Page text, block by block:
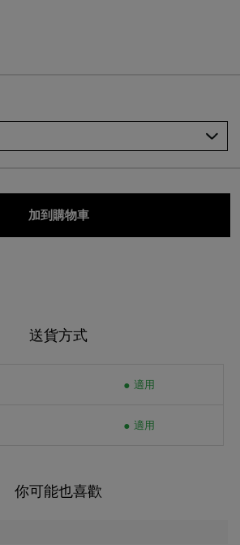
加到購物車
送貨方式
適用
適用
你可能也喜歡